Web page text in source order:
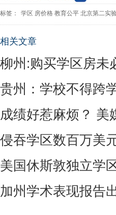
标签： 学区 房价格 教育公平 北京第二实
相关文章
柳州:购买学区房未
贵州：学校不得跨
成绩好惹麻烦？ 美
侵吞学区数百万美
美国休斯敦独立学
加州学术表现报告